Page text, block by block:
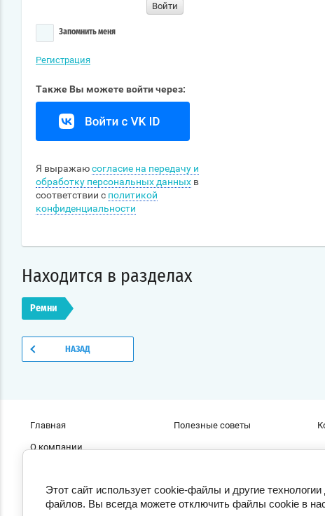
Войти
Запомнить меня
Регистрация
Также Вы можете войти через:
Я выражаюсогласие на передачу и
обработку персональных данных в
соответствии с политикой
конфиденциальности
Находится в разделах
Ремни
НАЗАД
Главная
О компании
Полезные советы
Этот сайт использует cookie-файлы и другие
файлов. Вы всегда можете отключить файлы cookie в